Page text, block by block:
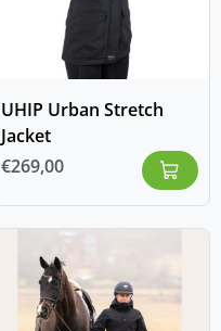
UHIP Urban Stretch
Jacket
€269,00